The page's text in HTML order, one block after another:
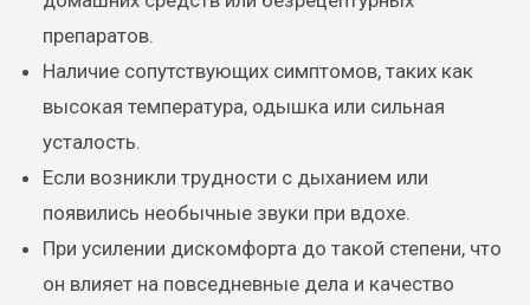
препаратов.
Наличие сопутствующих симптомов, таких как
высокая температура, одышка или сильная
усталость.
Если возникли трудности с дыханием или
появились необычные звуки при вдохе.
При усилении дискомфорта до такой степени, что
он влияет на повседневные дела и качество